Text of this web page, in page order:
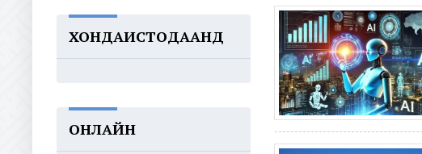
ХОНДАИСТОДААНД
ОНЛАЙН